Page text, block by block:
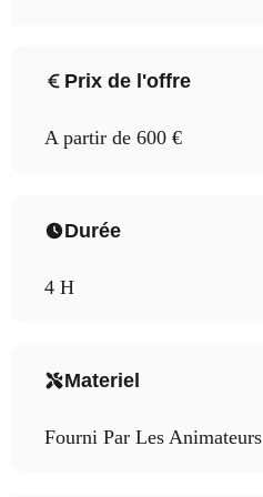
Prix de l'offre
A partir de 600 €
Durée
4 H
Materiel
Fourni Par Les Animateurs